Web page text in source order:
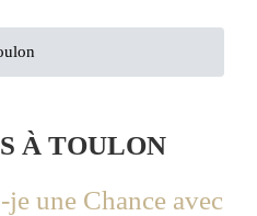
À TOULON
une Chance avec